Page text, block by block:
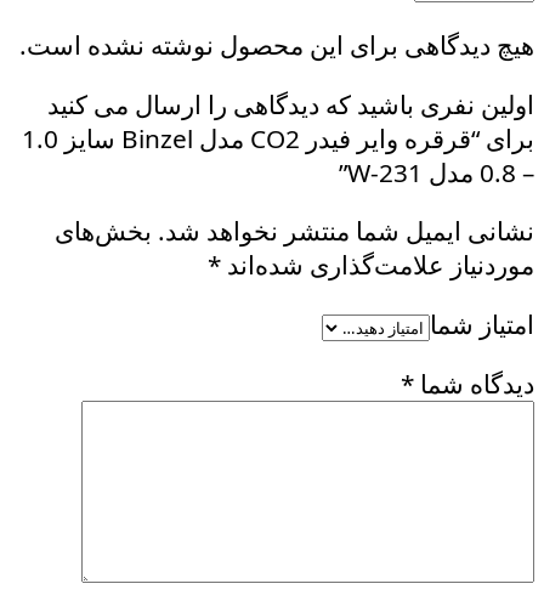
هیچ دیدگاهی برای این محصول نوشته نشده است.
اولین نفری باشید که دیدگاهی را ارسال می کنید
برای “قرقره وایر فیدر CO2 مدل Binzel سایز 1.0
– 0.8 مدل W-231”
نشانی ایمیل شما منتشر نخواهد شد. بخش‌های
موردنیاز علامت‌گذاری شده‌اند *
امتیاز شما
دیدگاه شما *